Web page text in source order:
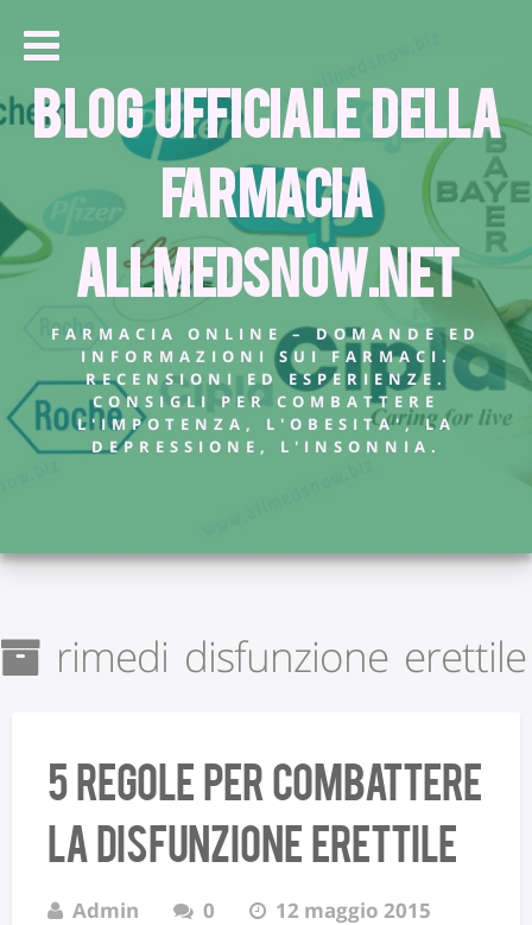
Blog Ufficiale della
farmacia
allmedsnow.net
FARMACIA ONLINE – DOMANDE ED
INFORMAZIONI SUI FARMACI.
RECENSIONI ED ESPERIENZE.
CONSIGLI PER COMBATTERE
L'IMPOTENZA, L'OBESITA', LA
DEPRESSIONE, L'INSONNIA.
rimedi disfunzione erettile
5 regole per combattere
la disfunzione erettile
Admin 0
12 maggio 2015